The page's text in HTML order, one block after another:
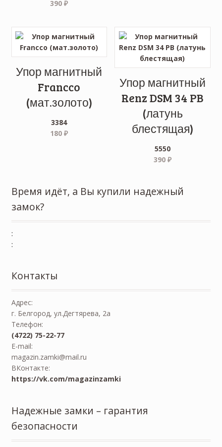
390₽
Упор магнитный
Francco
(мат.золото)
3384
180₽
Упор магнитный
Renz DSM 34 PB
(латунь
блестящая)
5550
390 ₽
Время идёт, а Вы купили надежный
замок?
:
:
Контакты
Адрес:
г. Белгород, ул.Дегтярева, 2а
Телефон:
(4722) 75-22-77
E-mail:
magazin.zamki@mail.ru
ВКонтакте:
https://vk.com/magazinzamki
Надежные замки – гарантия
безопасности